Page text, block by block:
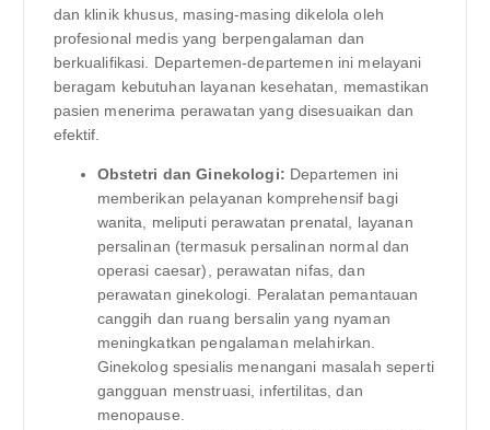
dan klinik khusus, masing-masing dikelola oleh
profesional medis yang berpengalaman dan
berkualifikasi. Departemen-departemen ini melayani
beragam kebutuhan layanan kesehatan, memastikan
pasien menerima perawatan yang disesuaikan dan
efektif.
Obstetri dan Ginekologi: Departemen ini
memberikan pelayanan komprehensif bagi
wanita, meliputi perawatan prenatal, layanan
persalinan (termasuk persalinan normal dan
operasi caesar), perawatan nifas, dan
perawatan ginekologi. Peralatan pemantauan
canggih dan ruang bersalin yang nyaman
meningkatkan pengalaman melahirkan.
Ginekolog spesialis menangani masalah seperti
gangguan menstruasi, infertilitas, dan
menopause.